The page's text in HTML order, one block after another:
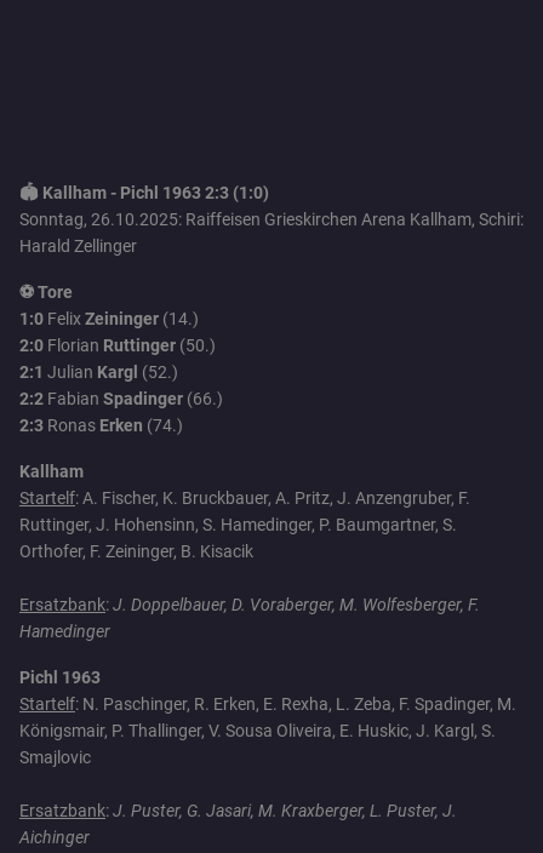
🏟️ Kallham - Pichl 1963 2:3 (1:0)
Sonntag, 26.10.2025: Raiffeisen Grieskirchen Arena Kallham, Schiri:
Harald Zellinger
⚽ Tore
1:0 FelixZeininger (14.)
2:0 Florian Ruttinger (50.)
2:1 Julian Kargl (52.)
2:2 Fabian Spadinger (66.)
2:3 Ronas Erken (74.)
Kallham
Startelf: A. Fischer, K. Bruckbauer, A. Pritz, J. Anzengruber, F.
Ruttinger, J. Hohensinn, S. Hamedinger, P. Baumgartner, S.
Orthofer, F. Zeininger, B. Kisacik
Ersatzbank:J. Doppelbauer, D. Voraberger, M. Wolfesberger, F.
Hamedinger
Pichl 1963
Startelf: N. Paschinger, R. Erken, E. Rexha, L. Zeba, F. Spadinger, M.
Königsmair, P. Thallinger, V. Sousa Oliveira, E. Huskic, J. Kargl, S.
Smajlovic
Ersatzbank:J. Puster, G. Jasari, M. Kraxberger, L. Puster, J.
Aichinger